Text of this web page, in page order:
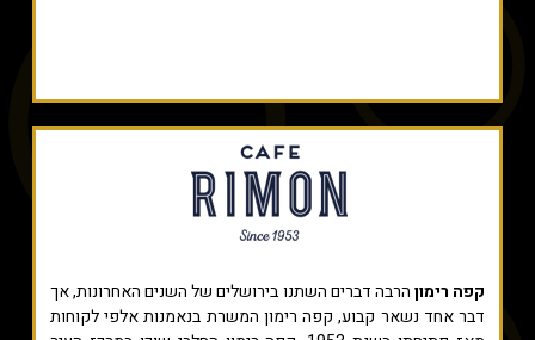
קפה רימוןהרבה דברים השתנו בירושלים של השנים האחרונות, אך
דבר אחד נשאר קבוע, קפה רימון המשרת בנאמנות אלפי לקוחות